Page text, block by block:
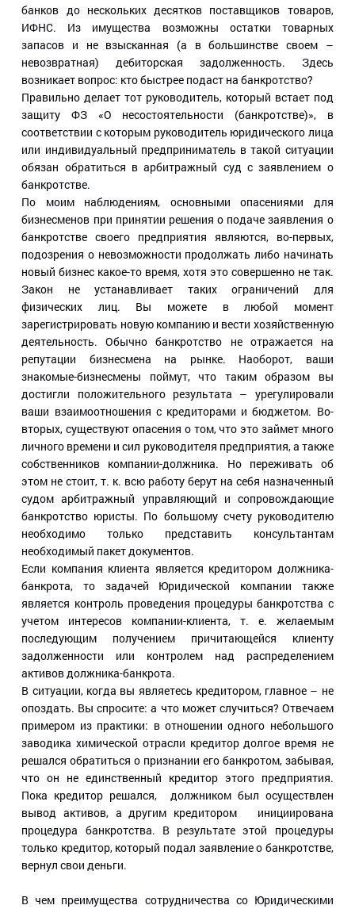
банков до нескольких десятков поставщиков товаров,
ИФНС. Из имущества возможны остатки товарных
запасов и не взысканная (а в большинстве своем –
невозвратная) дебиторская задолженность. Здесь
возникает вопрос: кто быстрее подаст на банкротство?
Правильно делает тот руководитель, который встает под
защиту ФЗ «О несостоятельности (банкротстве)», в
соответствии с которым руководитель юридического лица
или индивидуальный предприниматель в такой ситуации
обязан обратиться в арбитражный суд с заявлением о
банкротстве.
По моим наблюдениям, основными опасениями для
бизнесменов при принятии решения о подаче заявления о
банкротстве своего предприятия являются, во-первых,
подозрения о невозможности продолжать либо начинать
новый бизнес какое-то время, хотя это совершенно не так.
Закон не устанавливает таких ограничений для
физических лиц. Вы можете в любой момент
зарегистрировать новую компанию и вести хозяйственную
деятельность. Обычно банкротство не отражается на
репутации бизнесмена на рынке. Наоборот, ваши
знакомые-бизнесмены поймут, что таким образом вы
достигли положительного результата – урегулировали
ваши взаимоотношения с кредиторами и бюджетом. Во-
вторых, существуют опасения о том, что это займет много
личного времени и сил руководителя предприятия, а также
собственников компании-должника. Но переживать об
этом не стоит, т. к. всю работу берут на себя назначенный
судом арбитражный управляющий и сопровождающие
банкротство юристы. По большому счету руководителю
необходимо только представить консультантам
необходимый пакет документов.
Если компания клиента является кредитором должника-
банкрота, то задачей Юридической компании также
является контроль проведения процедуры банкротства с
учетом интересов компании-клиента, т. е. желаемым
последующим получением причитающейся клиенту
задолженности или контролем над распределением
активов должника-банкрота.
В ситуации, когда вы являетесь кредитором, главное – не
опоздать. Вы спросите: а что может случиться? Отвечаем
примером из практики: в отношении одного небольшого
заводика химической отрасли кредитор долгое время не
решался обратиться о признании его банкротом, забывая,
что он не единственный кредитор этого предприятия.
Пока кредитор решался, должником был осуществлен
вывод активов, а другим кредитором инициирована
процедура банкротства. В результате этой процедуры
только кредитор, который подал заявление о банкротстве,
вернул свои деньги.
В чем преимущества сотрудничества со Юридическими